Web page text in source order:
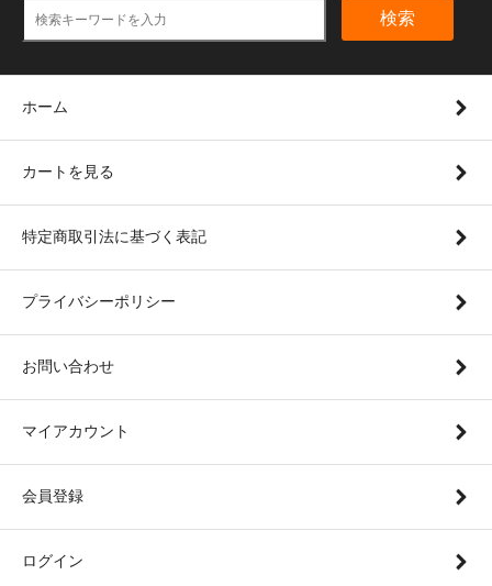
検索
ホーム
カートを見る
特定商取引法に基づく表記
プライバシーポリシー
お問い合わせ
マイアカウント
会員登録
ログイン